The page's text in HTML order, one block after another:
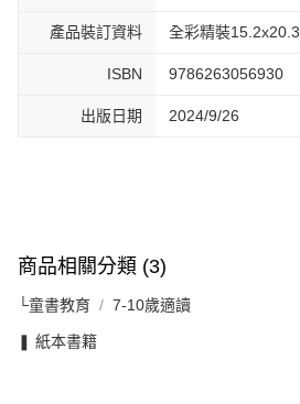
產品裝訂資料 全彩精裝15.2x20.3
ISBN 9786263056930
出版日期 2024/9/26
商品相關分類 (3)
└童書教育 7-10歲適讀
❚ 紙本書籍